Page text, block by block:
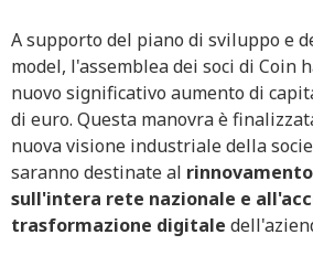
A supporto del piano di sviluppo e
model, l'assemblea dei soci di Coin
nuovo significativo aumento di
di euro. Questa manovra è
nuova visione industriale della
saranno destinate al
sull'intera rete nazionale e
trasformazione digitale